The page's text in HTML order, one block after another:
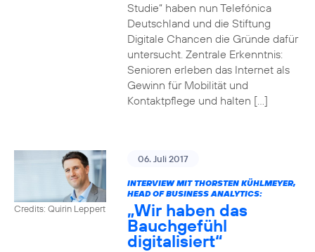
Studie“ haben nun Telefónica
Deutschland und die Stiftung
Digitale Chancen die Gründe dafür
untersucht. Zentrale Erkenntnis:
Senioren erleben das Internet als
Gewinn für Mobilität und
Kontaktpflege und halten […]
Credits: Quirin Leppert
06. Juli 2017
INTERVIEW MIT THORSTEN KÜHLMEYER,
HEAD OF BUSINESS ANALYTICS:
„Wir haben das
Bauchgefühl
digitalisiert“